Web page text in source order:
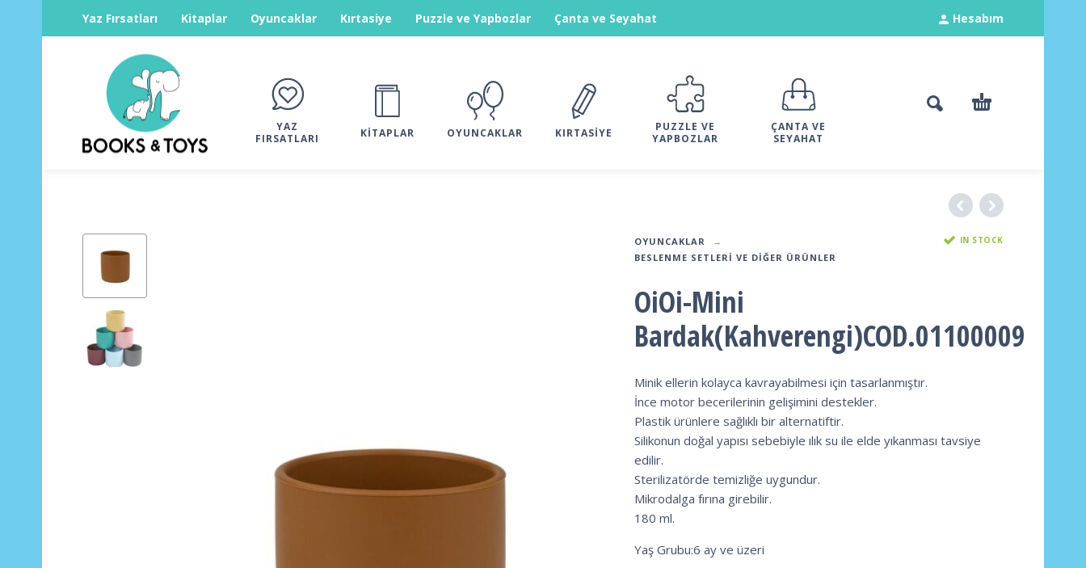
Hesabım
Yaz Fırsatları Kitaplar Oyuncaklar Kırtasiye Puzzle ve Yapbozlar Çanta ve Seyahat
YAZ
FIRSATLARI
KITAPLAR OYUNCAKLAR KIRTASIYE
PUZZLE VE
YAPBOZLAR
ÇANTA VE
SEYAHAT
OYUNCAKLAR
BESLENME SETLERI VE DIĞER ÜRÜNLER
IN STOCK
OiOi-Mini
Bardak(Kahverengi)COD.01100009
Minik ellerin kolayca kavrayabilmesi için tasarlanmıştır.
İnce motor becerilerinin gelişimini destekler.
Plastik ürünlere sağlıklı bir alternatiftir.
Silikonun doğal yapısı sebebiyle ılık su ile elde yıkanması tavsiye
edilir.
Sterilizatörde temizliğe uygundur.
Mikrodalga fırına girebilir.
180 ml.
Yaş Grubu:6 ay ve üzeri